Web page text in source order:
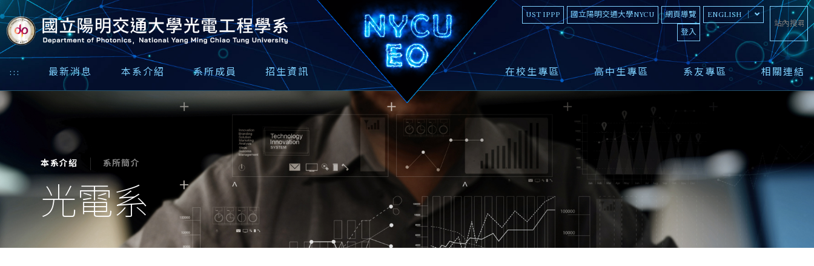
UST IPPP 國立陽明交通大學NYCU
網頁導覽
登入
ENGLISH
::: 最新消息 本系介紹 系所成員 招生資訊
國立陽明交通大學光電工程學系
在校生專區 高中生專區 系友專區 相關連結
本系介紹 系所簡介
光電系